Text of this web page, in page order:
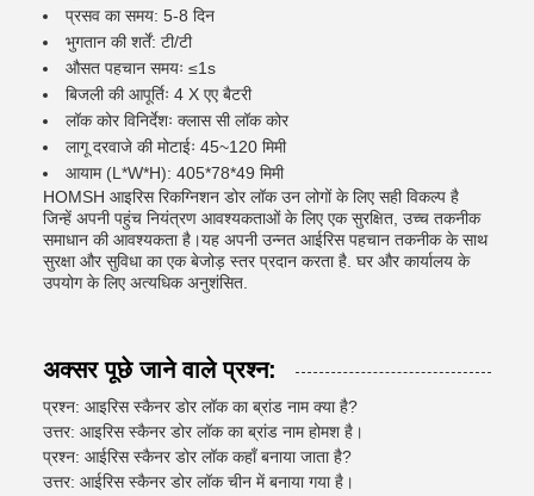
प्रसव का समय: 5-8 दिन
भुगतान की शर्तें: टी/टी
औसत पहचान समयः ≤1s
बिजली की आपूर्तिः 4 X एए बैटरी
लॉक कोर विनिर्देशः क्लास सी लॉक कोर
लागू दरवाजे की मोटाईः 45~120 मिमी
आयाम (L*W*H): 405*78*49 मिमी
HOMSH आइरिस रिकग्निशन डोर लॉक उन लोगों के लिए सही विकल्प है
जिन्हें अपनी पहुंच नियंत्रण आवश्यकताओं के लिए एक सुरक्षित, उच्च तकनीक
समाधान की आवश्यकता है।यह अपनी उन्नत आईरिस पहचान तकनीक के साथ
सुरक्षा और सुविधा का एक बेजोड़ स्तर प्रदान करता है. घर और कार्यालय के
उपयोग के लिए अत्यधिक अनुशंसित.
अक्सर पूछे जाने वाले प्रश्न:
प्रश्न: आइरिस स्कैनर डोर लॉक का ब्रांड नाम क्या है?
उत्तर: आइरिस स्कैनर डोर लॉक का ब्रांड नाम होमश है।
प्रश्न: आईरिस स्कैनर डोर लॉक कहाँ बनाया जाता है?
उत्तर: आईरिस स्कैनर डोर लॉक चीन में बनाया गया है।